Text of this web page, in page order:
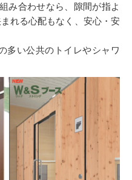
み合わせなら、隙間が指よ
れる心配もなく、安心・安
多い公共のトイレやシャワ